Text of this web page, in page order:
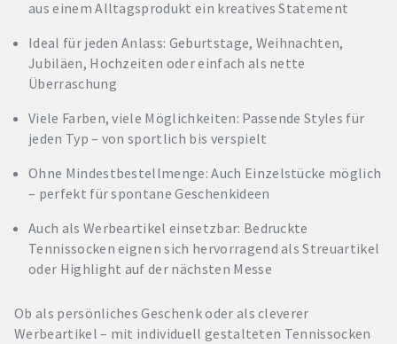
aus einem Alltagsprodukt ein kreatives Statement
Ideal für jeden Anlass: Geburtstage, Weihnachten,
Jubiläen, Hochzeiten oder einfach als nette
Überraschung
Viele Farben, viele Möglichkeiten: Passende Styles für
jeden Typ – von sportlich bis verspielt
Ohne Mindestbestellmenge: Auch Einzelstücke möglich
– perfekt für spontane Geschenkideen
Auch als Werbeartikel einsetzbar: Bedruckte
Tennissocken eignen sich hervorragend als Streuartikel
oder Highlight auf der nächsten Messe
Ob als persönliches Geschenk oder als cleverer
Werbeartikel – mit individuell gestalteten Tennissocken